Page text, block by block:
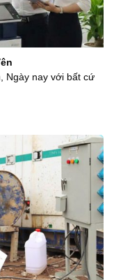
Ngày nay với bất cứ